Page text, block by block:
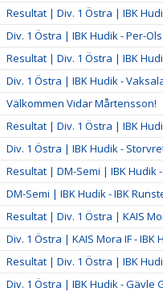
Resultat | Div. 1 Östra | IBK
Div. 1 Östra | IBK Hudik - Per-Ols
Resultat | Div. 1 Östra | IBK
Div. 1 Östra | IBK Hudik -
Välkommen Vidar Mårtensson!
Resultat | Div. 1 Östra | IBK
Div. 1 Östra | IBK Hudik -
Resultat | DM-Semi | IBK Hudik
DM-Semi | IBK Hudik - IBK
Resultat | Div. 1 Östra | KAIS
Div. 1 Östra | KAIS Mora IF - IBK
Resultat | Div. 1 Östra | IBK
Div. 1 Östra | IBK Hudik - Gävle